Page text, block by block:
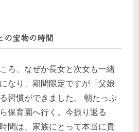
の宝物の時間
ろ、なぜか長女と次女も一緒
なり、期間限定ですが「父娘
習慣ができました。 朝たっぷ
保育園へ行く。今振り返る
間は、家族にとって本当に貴